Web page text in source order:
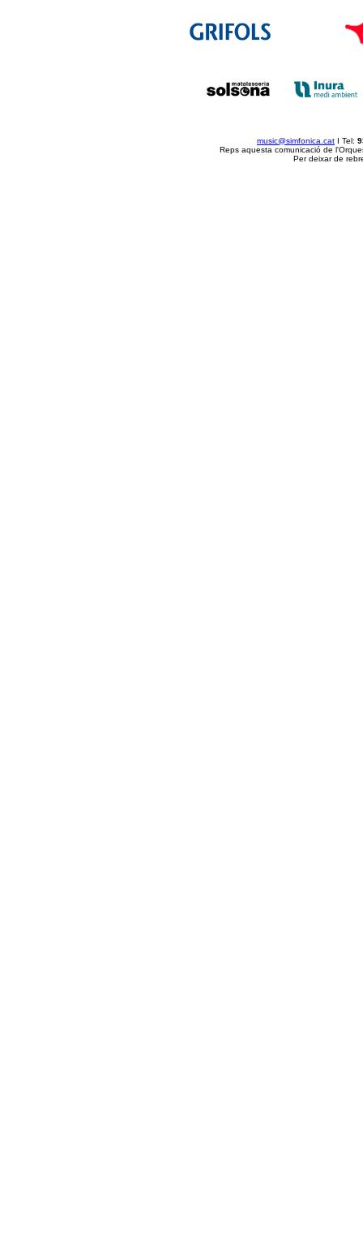
music@simfonica.cat I Tel:
Reps aquesta comunicació de
Per deixar de